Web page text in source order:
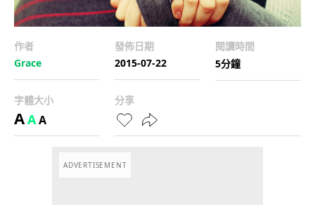
作者
Grace
發佈日期
2015-07-22
閱讀時間
5分鐘
字體大小
AAA
分享
ADVERTISEMENT